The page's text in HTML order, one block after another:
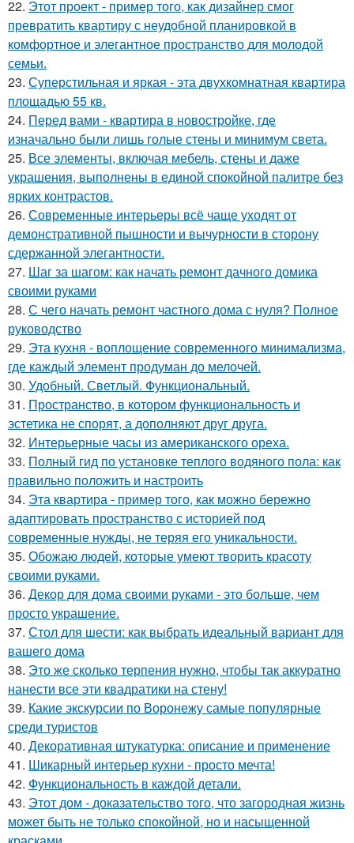
22. Этот проект - пример того, как дизайнер смог
превратить квартиру с неудобной планировкой в
комфортное и элегантное пространство для молодой
семьи.
23. Суперстильная и яркая - эта двухкомнатная квартира
площадью 55 кв.
24. Перед вами - квартира в новостройке, где
изначально были лишь голые стены и минимум света.
25. Все элементы, включая мебель, стены и даже
украшения, выполнены в единой спокойной палитре без
ярких контрастов.
26. Современные интерьеры всё чаще уходят от
демонстративной пышности и вычурности в сторону
сдержанной элегантности.
27. Шаг за шагом: как начать ремонт дачного домика
своими руками
28. С чего начать ремонт частного дома с нуля? Полное
руководство
29. Эта кухня - воплощение современного минимализма,
где каждый элемент продуман до мелочей.
30. Удобный. Светлый. Функциональный.
31. Пространство, в котором функциональность и
эстетика не спорят, а дополняют друг друга.
32. Интерьерные часы из американского ореха.
33. Полный гид по установке теплого водяного пола: как
правильно положить и настроить
34. Эта квартира - пример того, как можно бережно
адаптировать пространство с историей под
современные нужды, не теряя его уникальности.
35. Обожаю людей, которые умеют творить красоту
своими руками.
36. Декор для дома своими руками - это больше, чем
просто украшение.
37. Стол для шести: как выбрать идеальный вариант для
вашего дома
38. Это же сколько терпения нужно, чтобы так аккуратно
нанести все эти квадратики на стену!
39. Какие экскурсии по Воронежу самые популярные
среди туристов
40. Декоративная штукатурка: описание и применение
41. Шикарный интерьер кухни - просто мечта!
42. Функциональность в каждой детали.
43. Этот дом - доказательство того, что загородная жизнь
может быть не только спокойной, но и насыщенной